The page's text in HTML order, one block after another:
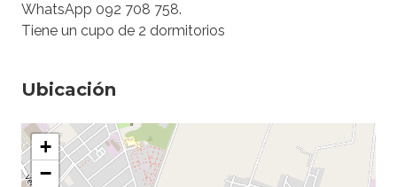
WhatsApp 092 708 758.
Tiene un cupo de 2 dormitorios
Ubicación
+
−